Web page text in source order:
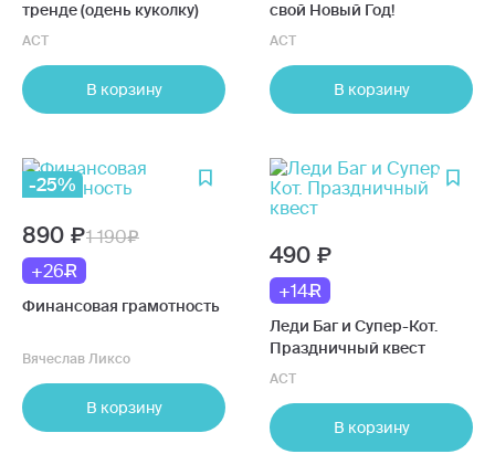
тренде (одень куколку)
АСТ
В корзину
свой Новый Год!
АСТ
В корзину
-25%
890
1 190
+26
Финансовая грамотность
Вячеслав Ликсо
В корзину
490
+14
Леди Баг и Супер-Кот.
Праздничный квест
АСТ
В корзину